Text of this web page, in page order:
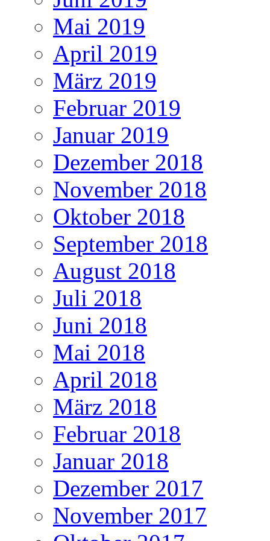
Mai 2019
April 2019
März 2019
Februar 2019
Januar 2019
Dezember 2018
November 2018
Oktober 2018
September 2018
August 2018
Juli 2018
Juni 2018
Mai 2018
April 2018
März 2018
Februar 2018
Januar 2018
Dezember 2017
November 2017